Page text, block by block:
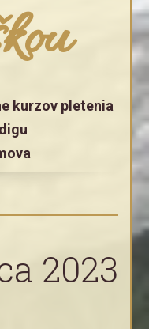
kurzov pletenia
2023